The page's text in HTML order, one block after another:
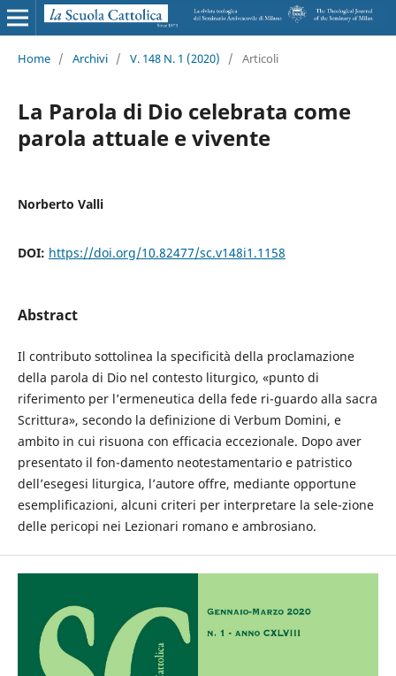
Home / Archivi / V. 148 N. 1 (2020) / Articoli
La Parola di Dio celebrata come
parola attuale e vivente
Norberto Valli
DOI: https://doi.org/10.82477/sc.v148i1.1158
Abstract
Il contributo sottolinea la specificità della proclamazione
della parola di Dio nel contesto liturgico, «punto di
riferimento per l’ermeneutica della fede ri-guardo alla sacra
Scrittura», secondo la definizione di Verbum Domini, e
ambito in cui risuona con efficacia eccezionale. Dopo aver
presentato il fon-damento neotestamentario e patristico
dell’esegesi liturgica, l’autore offre, mediante opportune
esemplificazioni, alcuni criteri per interpretare la sele-zione
delle pericopi nei Lezionari romano e ambrosiano.